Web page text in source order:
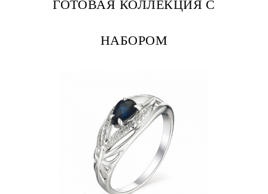
ГОТОВАЯ КОЛЛЕКЦИЯ С
НАБОРОМ